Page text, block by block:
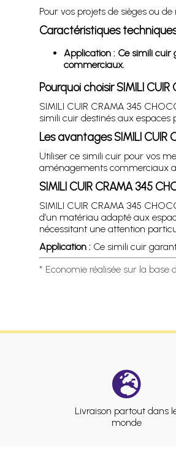
Pour vos projets de sièges ou
Caractéristiques
Application : Ce simili cuir
commerciaux.
Pourquoi choisir SIMILI
SIMILI CUIR CRAMA 345
simili cuir destinés aux
Les avantages SIMILI CUIR
Utiliser ce simili cuir pour vos
aménagements commerciaux
SIMILI CUIR CRAMA 345
SIMILI CUIR CRAMA 345
d’un matériau adapté aux
nécessitant une attention
Application :Ce simili cuir
* Economie réalisée sur la base
Livraison partout dans
monde